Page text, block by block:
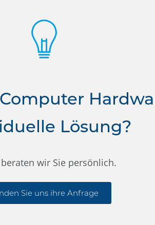
Lösung?
wir Sie persönlich.
Sie uns ihre Anfrage